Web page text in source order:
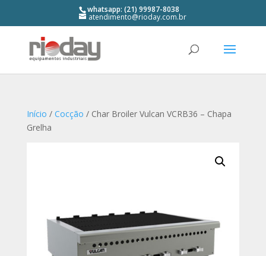
whatsapp: (21) 99987-8038
atendimento@rioday.com.br
Início / Cocção / Char Broiler Vulcan VCRB36 – Chapa
Grelha